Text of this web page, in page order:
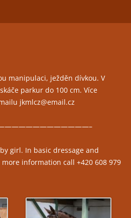
PORADENSTVÍ
POŘÁDÁNÍ
RESTAURACE
manipulaci, ježděn dívkou. V
parkur do 100 cm. Více
jkmlcz@email.cz
girl. In basic dressage and
information call +420 608 979